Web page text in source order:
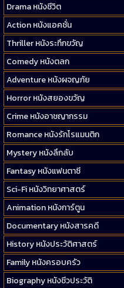
Drama หนังชีวิต
Action หนังแอคชั่น
Thriller หนังระทึกขวัญ
Comedy หนังตลก
Adventure หนังผจญภัย
Horror หนังสยองขวัญ
Crime หนังอาชญากรรม
Romance หนังรักโรแมนติก
Mystery หนังลึกลับ
Fantasy หนังแฟนตาซี
Sci-Fi หนังวิทยาศาสตร์
Animation หนังการ์ตูน
Documentary หนังสารคดี
History หนังประวัติศาสตร์
Family หนังครอบครัว
Biography หนังชีวประวัติ